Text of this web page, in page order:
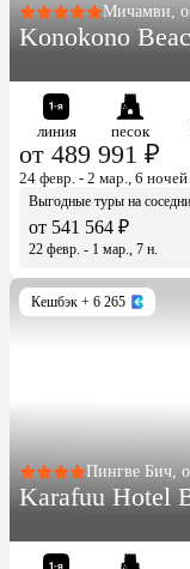
Мичамви,
Konokono
линия песок
от 489 991 ₽
24 февр. - 2 мар., 6 ночей
Выгодные туры на
от 541 564 ₽
22 февр. - 1 мар., 7 н.
Кешбэк + 6 265
Пингве Бич,
Karafuu Hotel